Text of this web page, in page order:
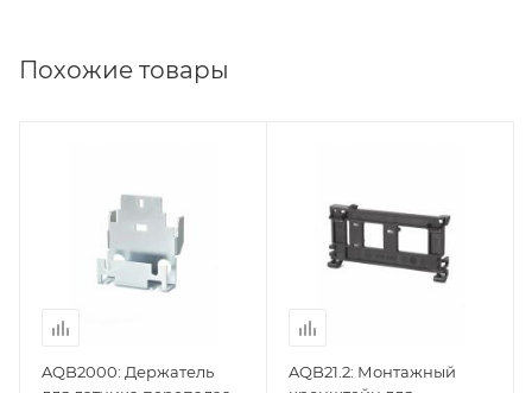
Похожие товары
AQB2000: Держатель
AQB21.2: Монтажный